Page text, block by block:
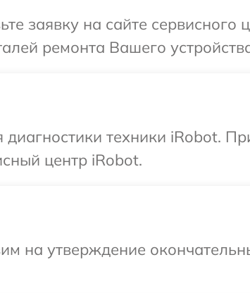
заявку на сайте
ремонта Вашего
техники iRobot.
центр iRobot.
на утверждение